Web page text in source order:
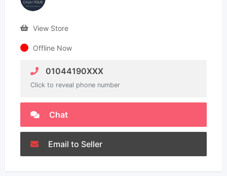
View Store
Offline Now
01044190XXX
Click to reveal phone number
Chat
Email to Seller